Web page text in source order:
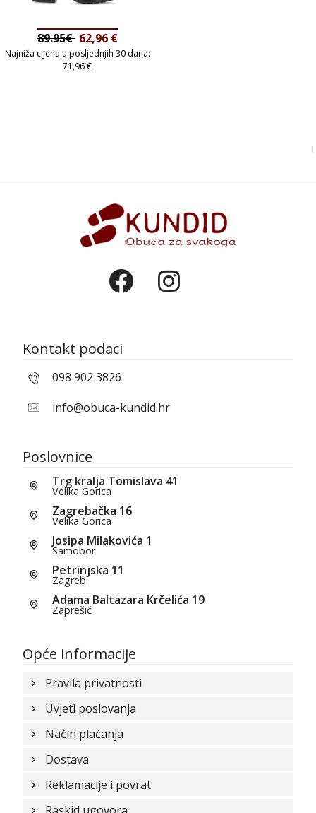
89.95€ 62,96 €
Najniža cijena u posljednjih 30 dana:
71,96€
Kontakt podaci
098 902 3826
info@obuca-kundid.hr
Poslovnice
Trg kralja Tomislava 41
Velika Gorica
Zagrebačka 16
Velika Gorica
Josipa Milakovića 1
Samobor
Petrinjska 11
Zagreb
Adama Baltazara Krčelića 19
Zaprešić
Opće informacije
Pravila privatnosti
Uvjeti poslovanja
Način plaćanja
Dostava
Reklamacije i povrat